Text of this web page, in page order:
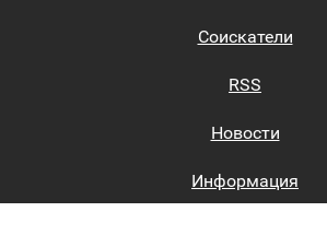
Соискатели
RSS
Новости
Информация